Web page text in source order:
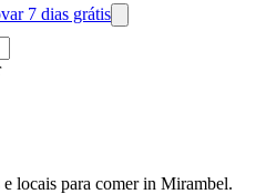
7 dias grátis
e locais para comer in Mirambel.